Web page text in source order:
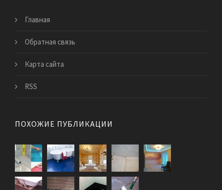
Главная
Обратная связь
Карта сайта
RSS
ПОХОЖИЕ ПУБЛИКАЦИИ